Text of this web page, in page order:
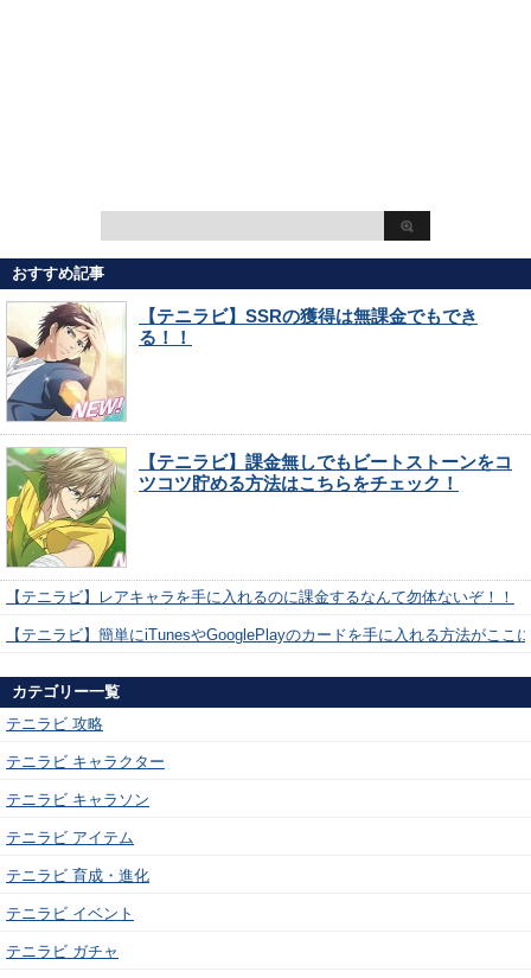
おすすめ記事
【テニラビ】SSRの獲得は無課金でもでき
る！！
【テニラビ】課金無しでもビートストーンをコ
ツコツ貯める方法はこちらをチェック！
【テニラビ】レアキャラを手に入れるのに課金するなんて勿体ないぞ！！
【テニラビ】簡単にiTunesやGooglePlayのカードを手に入れる方法がここ
カテゴリー一覧
テニラビ 攻略
テニラビ キャラクター
テニラビ キャラソン
テニラビ アイテム
テニラビ 育成・進化
テニラビ イベント
テニラビ ガチャ